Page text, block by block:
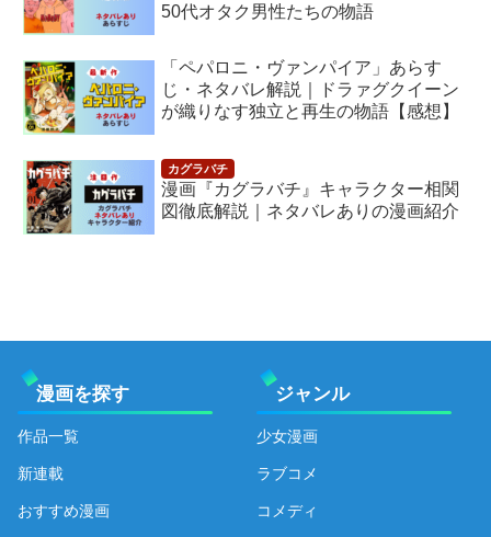
50代オタク男性たちの物語
「ペパロニ・ヴァンパイア」あらす
じ・ネタバレ解説｜ドラァグクイーン
が織りなす独立と再生の物語【感想】
漫画『カグラバチ』キャラクター相関
図徹底解説｜ネタバレありの漫画紹介
漫画を探す
作品一覧
新連載
おすすめ漫画
ジャンル
少女漫画
ラブコメ
コメディ